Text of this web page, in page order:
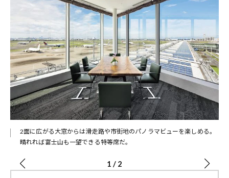
2面に広がる大窓からは滑走路や市街地のパノラマビューを楽しめる。
晴れれば富士山も一望できる特等席だ。
1 / 2